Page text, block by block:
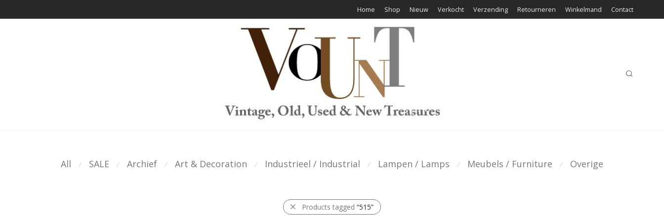
Home Shop Nieuw Verkocht Verzending Retourneren Winkelmand Contact
All ⁄ SALE ⁄ Archief ⁄ Art & Decoration ⁄ Industrieel / Industrial ⁄ Lampen / Lamps ⁄ Meubels / Furniture ⁄ Overige
Products tagged “515”